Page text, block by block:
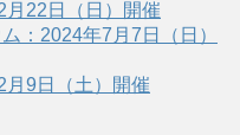
22日（日）開催
：2024年7月7日（日）
9日（土）開催